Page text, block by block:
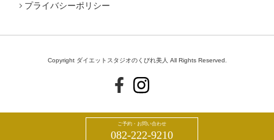
ご予約・お問い合わせ
082-222-9210
プライバシーポリシー
Copyright ダイエットスタジオのくびれ美人 All Rights Reserved.